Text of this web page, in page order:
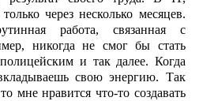
через несколько месяцев.
работа, связанная с
никогда не смог бы стать
и так далее. Когда
свою энергию. Так
мне нравится что-то создавать